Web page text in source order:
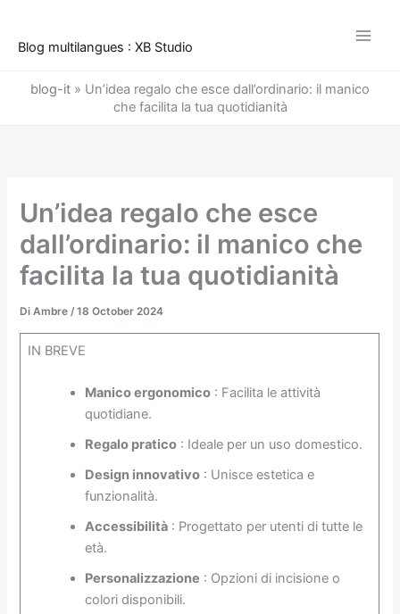
contenuto
Blog multilangues : XB Studio
blog-it » Un’idea regalo che esce dall’ordinario: il manico
che facilita la tua quotidianità
Un’idea regalo che esce
dall’ordinario: il manico che
facilita la tua quotidianità
DiAmbre/18 October 2024
IN BREVE
Manico ergonomico: Facilita le attività
quotidiane.
Regalo pratico: Ideale per un uso domestico.
Design innovativo: Unisce estetica e
funzionalità.
Accessibilità: Progettato per utenti di tutte le
età.
Personalizzazione : Opzioni di incisione o
colori disponibili.